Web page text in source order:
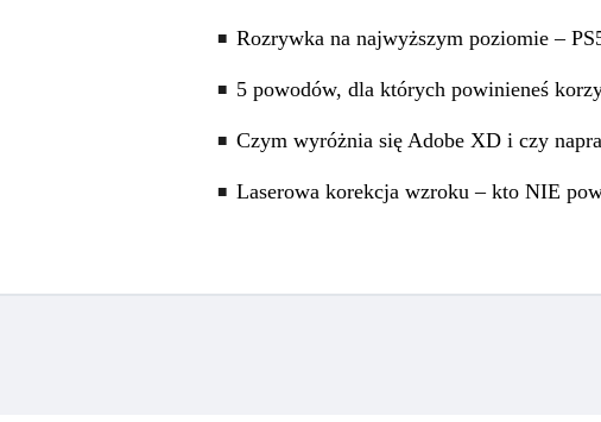
Rozrywka na najwyższym poziomie –
5 powodów, dla których powinieneś
Czym wyróżnia się Adobe XD i czy
Laserowa korekcja wzroku – kto NIE